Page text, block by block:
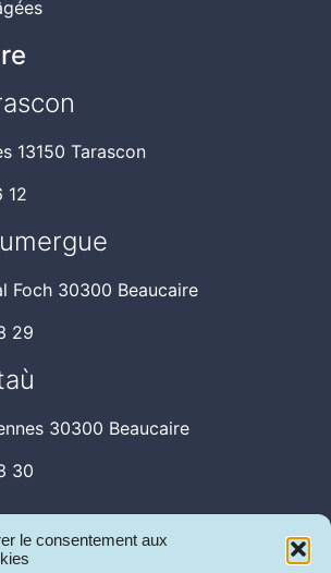
le consentement aux
13150 Tarascon
12
Foch 30300 Beaucaire
29
30300 Beaucaire
30